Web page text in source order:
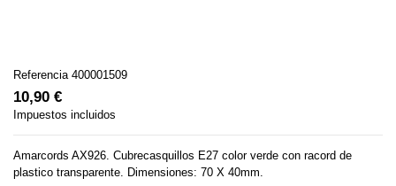
Referencia 400001509
10,90 €
Impuestos incluidos
Amarcords AX926. Cubrecasquillos E27 color verde con racord de
plastico transparente. Dimensiones: 70 X 40mm.